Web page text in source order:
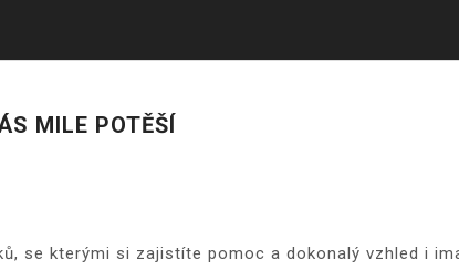
MILE POTĚŠÍ
se kterými si zajistíte pomoc a dokonalý vzhled i